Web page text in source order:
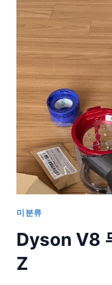
명
자
모
분
리
현
상
및
대
책
미분류
Dyson V8
Z